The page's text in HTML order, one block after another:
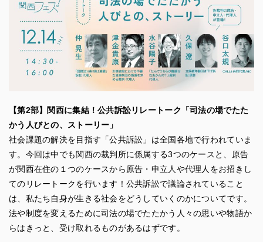
【第2部】関西に集結！公共訴訟リレートーク「司法の場でたた
かう人びとの、ストーリー」
社会課題の解決を目指す「公共訴訟」は全国各地で行われていま
す。今回は中でも関西の裁判所に係属する3つのケースと、原告
が関西在住の１つのケースから原告・申立人や代理人をお招きし
てのリレートークを行います！公共訴訟で議論されていること
は、私たち自身が生きる社会をどうしていくのかについてです。
法や制度を変えるために司法の場でたたかう人々の思いや物語か
らはきっと、受け取れるものがあるはずです。